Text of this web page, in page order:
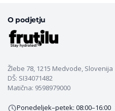
O podjetju
Žlebe 78, 1215 Medvode, Slovenija
DŠ: SI34071482
Matična: 9598979000
Ponedeljek–petek: 08:00–16:00